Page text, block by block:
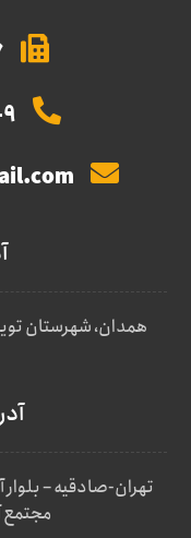
9- 081-34737708
همدان، شهرستان
مجتمع آریا